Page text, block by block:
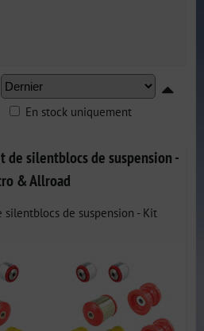
En stock uniquement
silentblocs de suspension -
& Allroad
de suspension - Kit